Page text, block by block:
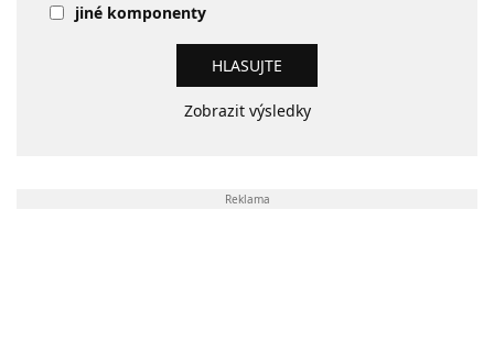
jiné komponenty
Zobrazit výsledky
Reklama